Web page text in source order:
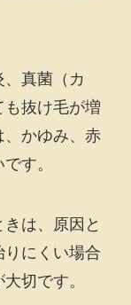
、真菌（カ
も抜け毛が増
、かゆみ、赤
す。
は、原因と
にくい場合
切です。